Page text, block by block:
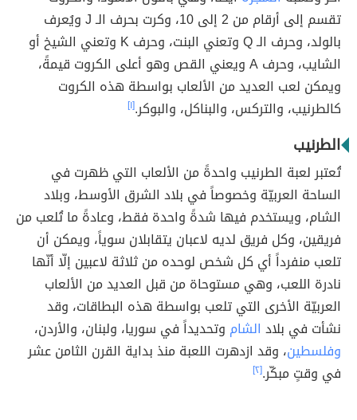
تقسم إلى أرقام من 2 إلى 10، وكرت بحرف الـ J ويُعرف
بالولد، وحرف الـ Q وتعني البنت، وحرف K وتعني الشيخ أو
الشايب، وحرف A ويعني القص وهو أعلى الكروت قيمةً،
ويمكن لعب العديد من الألعاب بواسطة هذه الكروت
كالطرنيب، والتركس، والبناكل، والبوكر.[١]
الطرنيب
تُعتبر لعبة الطرنيب واحدةً من الألعاب التي ظهرت في
الساحة العربيّة وخصوصاً في بلاد الشرق الأوسط، وبلاد
الشام، ويستخدم فيها شدةً واحدة فقط، وعادةً ما تُلعب من
فريقين، وكل فريق لديه لاعبان يتقابلان سوياً، ويمكن أن
تلعب منفرداً أي كل شخص لوحده من ثلاثة لاعبين إلّا أنّها
نادرة اللعب، وهي مستوحاة من قبل العديد من الألعاب
العربيّة الأخرى التي تلعب بواسطة هذه البطاقات، وقد
نشأت في بلاد الشام وتحديداً في سوريا، ولبنان، والأردن،
وفلسطين، وقد ازدهرت اللعبة منذ بداية القرن الثامن عشر
في وقتٍ مبكّر.[٢]